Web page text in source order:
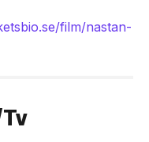
film/nastan-